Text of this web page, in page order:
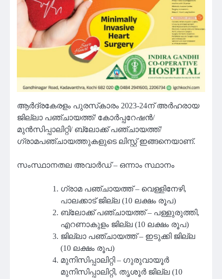
ആര്‍ദ്രകേരളം പുരസ്‌കാരം 2023-24ന് അര്‍ഹരായ
ജില്ലാ പഞ്ചായത്ത്/ കോര്‍പ്പറേഷന്‍/
മുന്‍സിപ്പാലിറ്റി/ ബ്ലോക്ക് പഞ്ചായത്ത്/
ഗ്രാമപഞ്ചായത്തുകളുടെ ലിസ്റ്റ് ഇങ്ങനെയാണ്.
സംസ്ഥാനതല അവാര്‍ഡ് – ഒന്നാം സ്ഥാനം
ഗ്രാമ പഞ്ചായത്ത് – വെള്ളിനേഴി,
പാലക്കാട് ജില്ല (10 ലക്ഷം രൂപ)
ബ്ലോക്ക് പഞ്ചായത്ത് – പള്ളുരുത്തി,
എറണാകുളം ജില്ല (10 ലക്ഷം രൂപ)
ജില്ലാ പഞ്ചായത്ത് – ഇടുക്കി ജില്ല
(10 ലക്ഷം രൂപ)
മുനിസിപ്പാലിറ്റി – ഗുരുവായൂര്‍
മുനിസിപ്പാലിറ്റി, തൃശൂര്‍ ജില്ല (10